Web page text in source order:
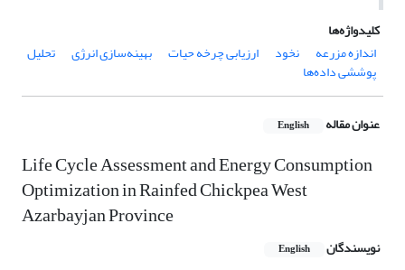
کلیدواژه‌ها
اندازه مزرعه
نخود ارزیابی چرخه حیات بهینه‌سازی انرژی تحلیل
پوششی داده‌ها
عنوان مقاله English
Life Cycle Assessment and Energy Consumption
Optimization in Rainfed Chickpea West
Azarbayjan Province
نویسندگان English